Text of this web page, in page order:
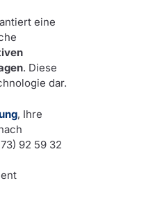
eine
. Diese
dar.
, Ihre
92 59 32